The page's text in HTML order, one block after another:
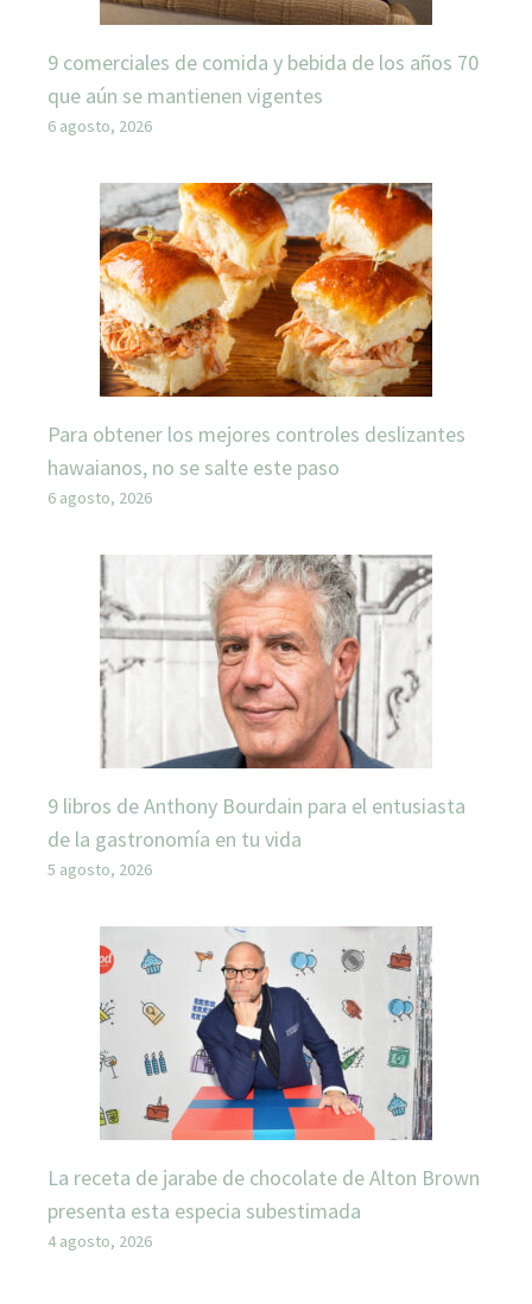
9 comerciales de comida y bebida de los años 70
que aún se mantienen vigentes
6 agosto, 2026
Para obtener los mejores controles deslizantes
hawaianos, no se salte este paso
6 agosto, 2026
9 libros de Anthony Bourdain para el entusiasta
de la gastronomía en tu vida
5 agosto, 2026
La receta de jarabe de chocolate de Alton Brown
presenta esta especia subestimada
4 agosto, 2026